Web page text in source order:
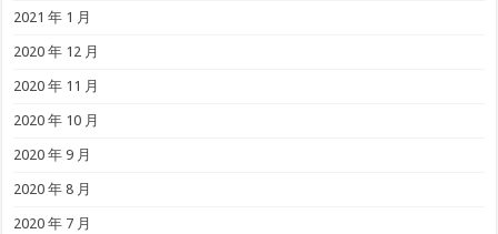
2021 年 1 月
2020 年 12 月
2020 年 11 月
2020 年 10 月
2020 年 9 月
2020 年 8 月
2020 年 7 月